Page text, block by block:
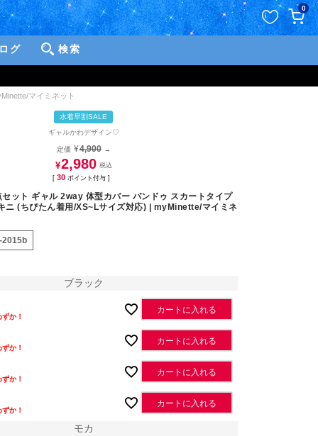
0
グ 検索
マイミネット
水着早割SALE
ギャルかわデザイン♡
定価 ¥4,900 →
¥2,980
[ 30 ポイント付与 ]
ット ギャル 2way 体型カバー バンドゥ スカートタイプ
ニ (ちぴたん着用/XS~Lサイズ対応) | myMinette/マイミネ
ブラック
か！
カートに入れる
か！
カートに入れる
か！
カートに入れる
か！
カートに入れる
モカ
ペー
ジト
ップ